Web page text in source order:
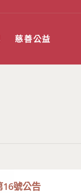
慈善公益
16號公告